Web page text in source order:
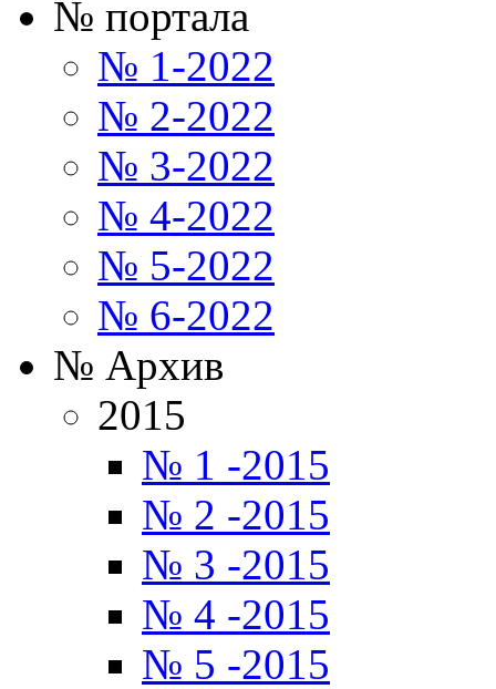
№ портала
№ 1-2022
№ 2-2022
№ 3-2022
№ 4-2022
№ 5-2022
№ 6-2022
№ Архив
2015
№ 1 -2015
№ 2 -2015
№ 3 -2015
№ 4 -2015
№ 5 -2015